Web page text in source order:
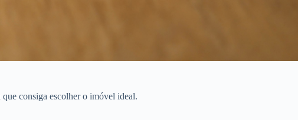
consiga escolher o imóvel ideal.